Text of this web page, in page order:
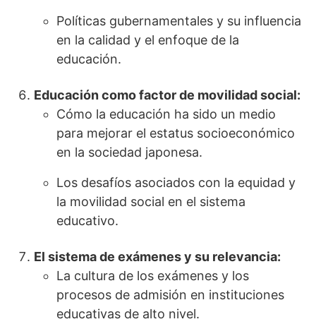
Políticas gubernamentales y su influencia
en la calidad y el enfoque de la
educación.
Educación como factor de movilidad social:
Cómo la educación ha sido un medio
para mejorar el estatus socioeconómico
en la sociedad japonesa.
Los desafíos asociados con la equidad y
la movilidad social en el sistema
educativo.
El sistema de exámenes y su relevancia:
La cultura de los exámenes y los
procesos de admisión en instituciones
educativas de alto nivel.